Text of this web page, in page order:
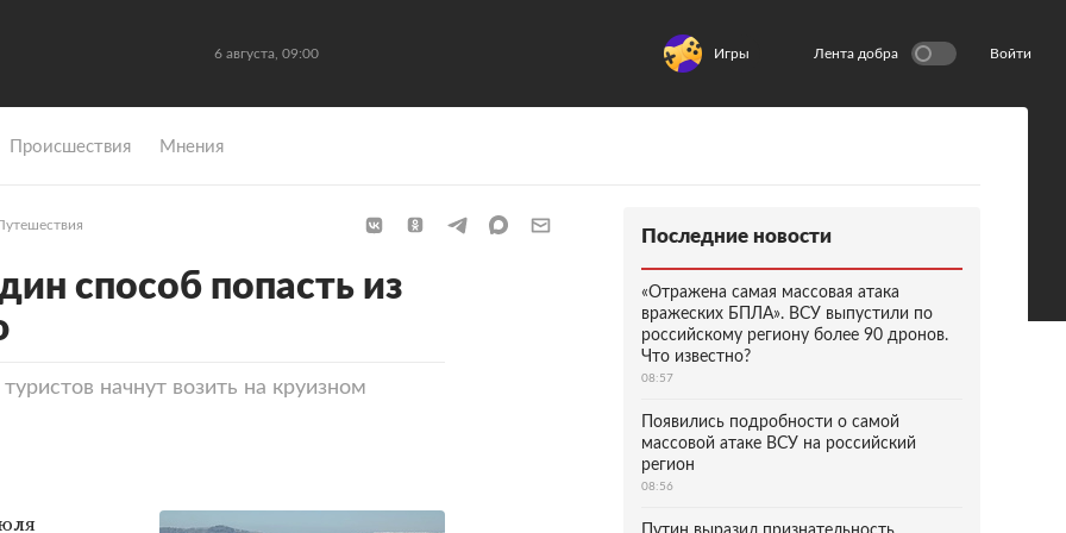
6 августа, 09:00 Игры Лента добра Войти
Происшествия Мнения
способ попасть из
начнут возить на круизном
Последние новости
«Отражена самая массовая атака
вражеских БПЛА». ВСУ выпустили по
российскому региону более 90 дронов.
Что известно?
08:57
Появились подробности о самой
массовой атаке ВСУ на российский
регион
08:56